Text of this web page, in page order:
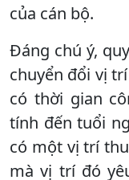
của cán bộ.
Đáng chú ý,
chuyển đổi vị
có thời gian
tính đến tuổi
có một vị trí
mà vị trí đó